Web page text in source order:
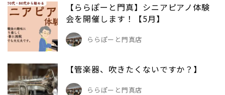
【ららぽーと門真】シニアピアノ体験
会を開催します！【5月】
ららぽーと門真店
【管楽器、吹きたくないですか？】
ららぽーと門真店